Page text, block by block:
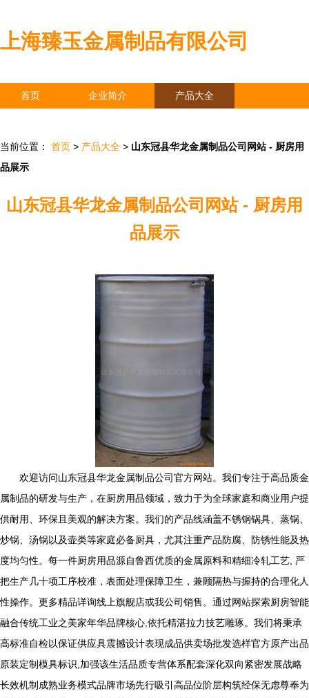
上海臻玉金属制品有限公司
首页 企业简介 产品大全
当前位置： 首页 > 产品大全 > 山东冠县华龙金属制品公司网站 - 厨房用
品展示
山东冠县华龙金属制品公司网站 - 厨房用
品展示
欢迎访问山东冠县华龙金属制品公司官方网站。我们专注于高品质金
属制品的研发与生产，在厨房用品领域，致力于为全球家庭和商业用户提
供耐用、环保且美观的解决方案。我们的产品线涵盖不锈钢锅具、蒸锅、
炒锅、汤锅以及壶类等家庭必备厨具，尤其注重产品防腐、防锈性能及热
度均匀性。每一件厨房用品源自鲁西优质的金属原料和精细冷轧工艺, 严
把生产几十项工序校准，表面处理保障卫生，兼顾隔热与握持的合理化人
性操作。更多精品详询线上旗舰店或我公司销售。通过网站探索厨房智能
融合传统工业之美家年华品牌核心,依托精湛拉力技艺雕琢。我们将秉承
高标准自检以保证供应具震撼设计表现成品供卖场批发选样官方原产出品
原装定制模具标识,加强该生活品质专营体系配套深化双向紧密发展战略
长效机制成熟业务模式品牌市场先行吸引高品位阶层构筑经保无虑尊奉为